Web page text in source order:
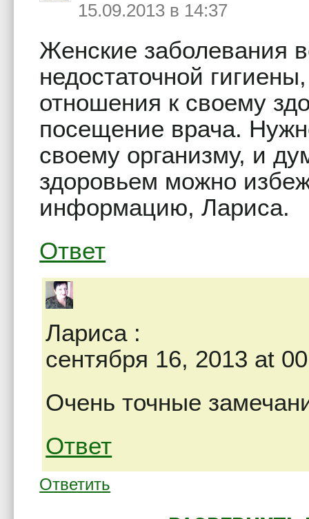
15.09.2013 в 14:37
Женские заболевания
недостаточной
отношения к своему
посещение врача.
своему организму, и
здоровьем можно
информацию, Лариса.
Ответ
Лариса:
сентября 16, 2013 at
Очень точные
Ответ
Ответить